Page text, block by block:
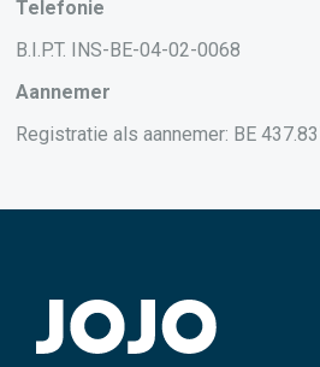
Telefonie
B.I.P.T. INS-BE-04-02-0068
Aannemer
Registratie als aannemer: BE